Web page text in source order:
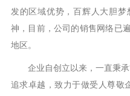
发的区域优势，百辉人大胆
神，目前，公司的销售网络已
地区。
企业自创立以来，一直秉
追求卓越，致力于做受人尊敬